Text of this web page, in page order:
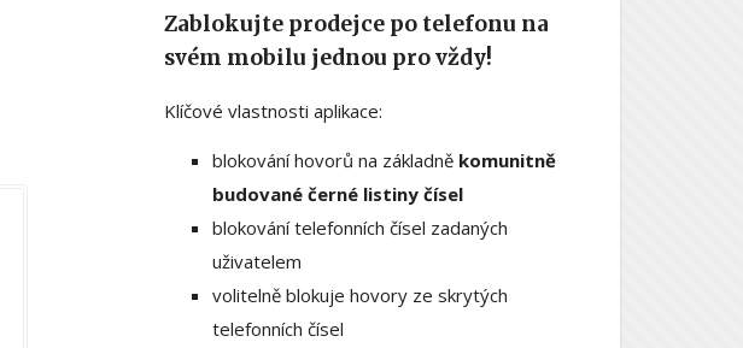
Zablokujte prodejce po telefonu na
svém mobilu jednou pro vždy!
Klíčové vlastnosti aplikace:
blokování hovorů na základně komunitně
budované černé listiny čísel
blokování telefonních čísel zadaných
uživatelem
volitelně blokuje hovory ze skrytých
telefonních čísel